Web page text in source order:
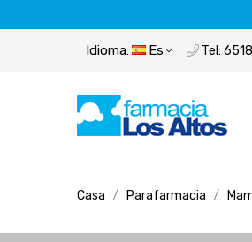
Idioma: Es Tel:
Casa Parafarmacia